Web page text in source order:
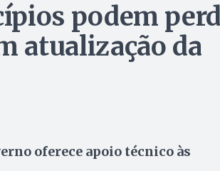
podem
atualização da
oferece apoio técnico às